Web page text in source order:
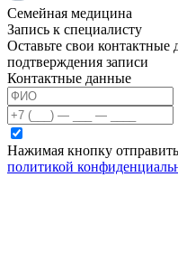
Семейная медицина
Запись к специалисту
Оставьте свои
подтверждения записи
Контактные данные
Нажимая кнопку
политикой